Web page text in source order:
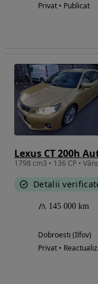
Privat • Publicat
Lexus CT 200h
1798 cm3 • 136 CP •
Detalii
145 000 km
Dobroesti (Ilfov)
Privat •